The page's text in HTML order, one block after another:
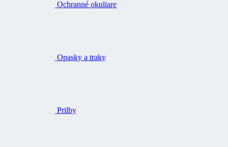
Ochranné okuliare
Opasky a traky
Prilby